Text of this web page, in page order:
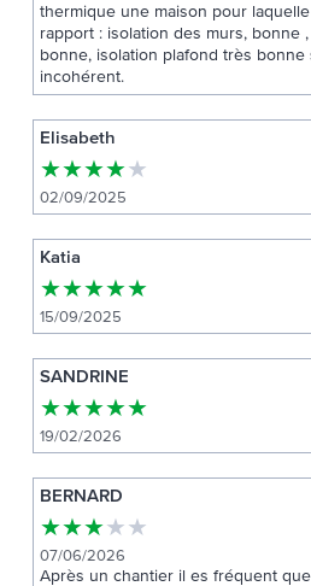
thermique une maison pour
rapport : isolation des murs, bonne
bonne, isolation plafond très bonne
incohérent.
Elisabeth
★★★★★
02/09/2025
Katia
★★★★★
15/09/2025
SANDRINE
★★★★★
19/02/2026
BERNARD
★★★★★
07/06/2026
Après un chantier il es fréquent